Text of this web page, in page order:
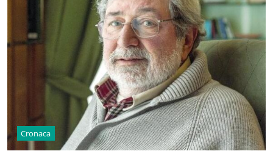
Cronaca